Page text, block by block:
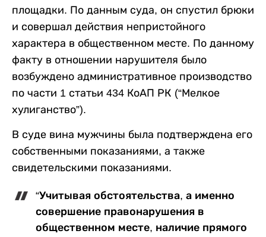
площадки. По данным суда, он спустил брюки
и совершал действия непристойного
характера в общественном месте. По данному
факту в отношении нарушителя было
возбуждено административное производство
по части 1 статьи 434 КоАП РК (“Мелкое
хулиганство”).
В суде вина мужчины была подтверждена его
собственными показаниями, а также
свидетельскими показаниями.
“Учитывая обстоятельства, а именно
совершение правонарушения в
общественном месте, наличие прямого